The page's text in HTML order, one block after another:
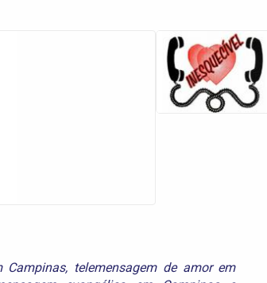
Campinas, telemensagem de amor em